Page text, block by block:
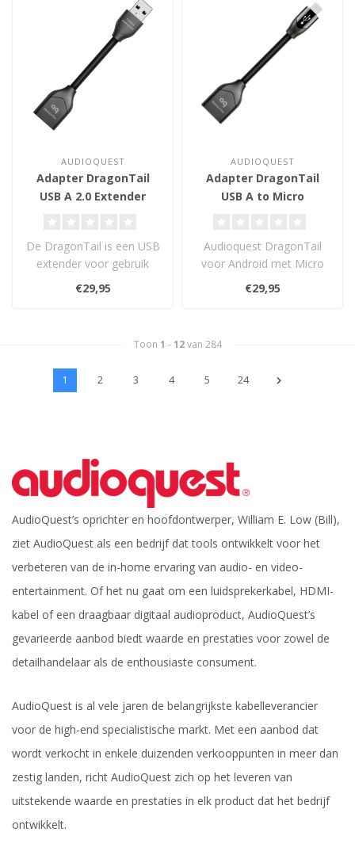
AUDIOQUEST
Adapter DragonTail
USB A 2.0 Extender
De DragonTail is een USB
extender voor gebruik
apparaat (zoals d..
€29,95
AUDIOQUEST
Adapter DragonTail
USB A to Micro
Audioquest DragonTail
voor Android met Micro
€29,95
Toon 1 - 12van 284
1 2 3 4 5 24
AudioQuest’s oprichter en hoofdontwerper, William E. Low (Bill),
ziet AudioQuest als een bedrijf dat tools ontwikkelt voor het
verbeteren van de in-home ervaring van audio- en video-
entertainment. Of het nu gaat om een luidsprekerkabel, HDMI-
kabel of een draagbaar digitaal audioproduct, AudioQuest’s
gevarieerde aanbod biedt waarde en prestaties voor zowel de
detailhandelaar als de enthousiaste consument.
AudioQuest is al vele jaren de belangrijkste kabelleverancier
voor de high-end specialistische markt. Met een aanbod dat
wordt verkocht in enkele duizenden verkooppunten in meer dan
zestig landen, richt AudioQuest zich op het leveren van
uitstekende waarde en prestaties in elk product dat het bedrijf
ontwikkelt.